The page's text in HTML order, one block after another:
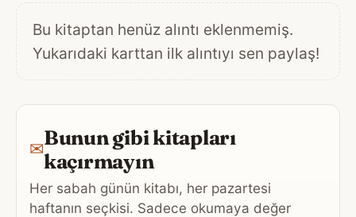
Bu kitaptan henüz alıntı eklenmemiş.
Yukarıdaki karttan ilk alıntıyı sen paylaş!
✉Bunun gibi kitapları
kaçırmayın
Her sabah günün kitabı, her pazartesi
haftanın seçkisi. Sadece okumaya değer